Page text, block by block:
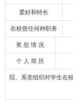
爱好和特长
在校曾任何种职务
奖 惩 情 况
个 人 简 历
院、系党组织对学生在